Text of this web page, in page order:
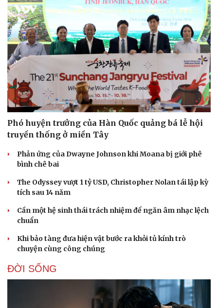
Phó huyện trưởng của Hàn Quốc quảng bá lễ hội
truyền thống ở miền Tây
Phản ứng của Dwayne Johnson khi Moana bị giới phê
bình chê bai
The Odyssey vượt 1 tỷ USD, Christopher Nolan tái lập kỳ
tích sau 14 năm
Cần một hệ sinh thái trách nhiệm để ngăn âm nhạc lệch
chuẩn
Khi bảo tàng đưa hiện vật bước ra khỏi tủ kính trò
chuyện cùng công chúng
ĐỜI SỐNG